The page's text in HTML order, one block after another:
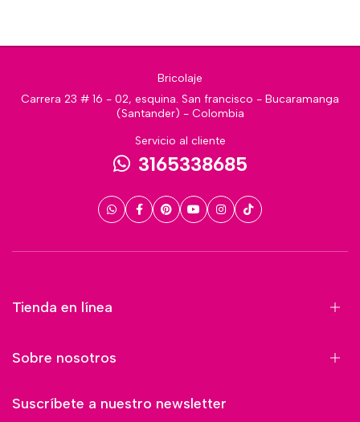
Bricolaje
Carrera 23 # 16 - 02, esquina. San francisco - Bucaramanga
(Santander) - Colombia
Servicio al cliente
3165338685
Tienda en línea
Sobre nosotros
Suscríbete a nuestro newsletter